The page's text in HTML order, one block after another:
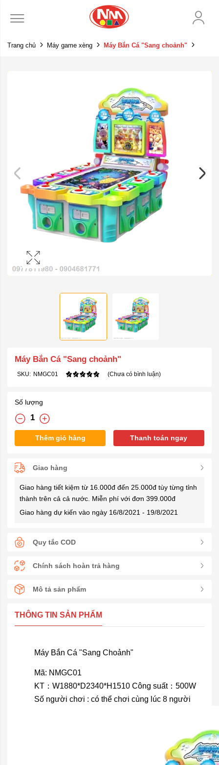
Trang chủ Máy game xèng Máy Bắn Cá "Sang choảnh"
Máy Bắn Cá "Sang choảnh"
SKU: NMGC01 (Chưa có bình luận)
Số lượng
Thêm giỏ hàng Thanh toán ngay
Giao hàng
Giao hàng tiết kiệm từ 16.000đ đến 25.000đ tùy từng tỉnh
thành trên cả cả nước. Miễn phí với đơn 399.000đ
Giao hàng dự kiến vào ngày 16/8/2021 - 19/8/2021
Quy tắc COD
Chính sách hoàn trả hàng
Mô tả sản phẩm
THÔNG TIN SẢN PHẨM
Máy Bắn Cá "Sang Choảnh"
Mã: NMGC01
KT：W1880*D2340*H1510 Công suất：500W
Số người chơi : có thể chơi cùng lúc 8 người